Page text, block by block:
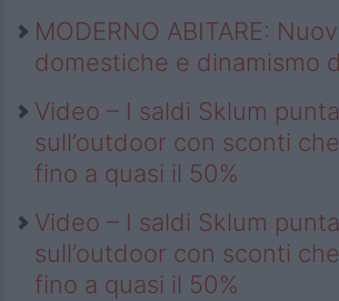
MODERNO ABITARE:
domestiche e dinamismo
Video – I saldi Sklum
sull’outdoor con sconti
fino a quasi il 50%
Video – I saldi Sklum
sull’outdoor con sconti
fino a quasi il 50%